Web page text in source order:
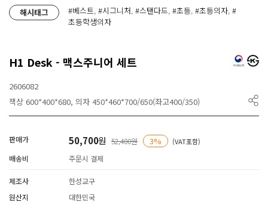
해시태그 #베스트, #시그니처, #스탠다드, #초등, #초등의자, #
초등학생의자
H1 Desk - 맥스주니어 세트
2606082
책상 600*400*680, 의자 450*460*700/650(좌고400/350)
판매가 50,700원 52,400원 3% (VAT포함)
배송비 주문시 결제
제조사
한성교구
원산지
대한민국